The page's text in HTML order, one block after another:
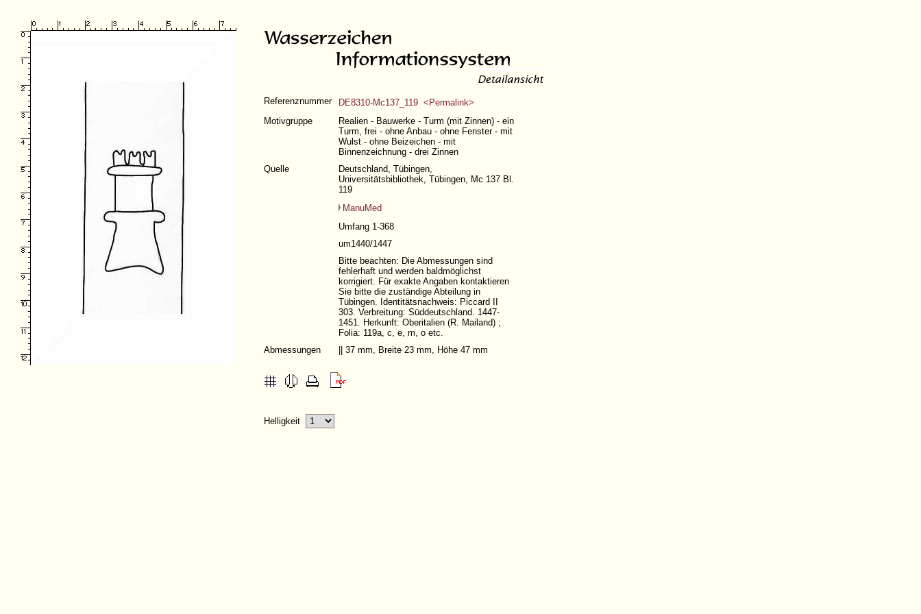
Referenznummer
DE8310-Mc137_119 <Permalink>
Motivgruppe
Realien - Bauwerke - Turm (mit Zinnen) - ein
Turm, frei - ohne Anbau - ohne Fenster - mit
Wulst - ohne Beizeichen - mit
Binnenzeichnung - drei Zinnen
Quelle
Deutschland, Tübingen,
Universitätsbibliothek, Tübingen, Mc 137 Bl.
119
ManuMed
Umfang 1-368
um1440/1447
Bitte beachten: Die Abmessungen sind
fehlerhaft und werden baldmöglichst
korrigiert. Für exakte Angaben kontaktieren
Sie bitte die zuständige Abteilung in
Tübingen. Identitätsnachweis: Piccard II
303. Verbreitung: Süddeutschland. 1447-
1451. Herkunft: Oberitalien (R. Mailand) ;
Folia: 119a, c, e, m, o etc.
Abmessungen
|| 37 mm, Breite 23 mm, Höhe 47 mm
Helligkeit